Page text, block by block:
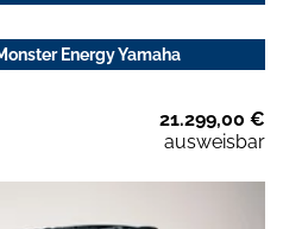
Energy Yamaha
21.299,00 €
ausweisbar